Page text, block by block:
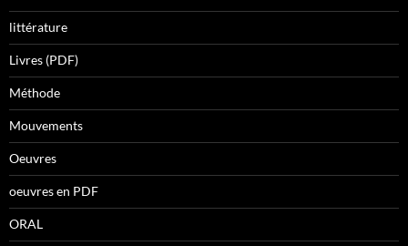
littérature
Livres (PDF)
Méthode
Mouvements
Oeuvres
oeuvres en PDF
ORAL